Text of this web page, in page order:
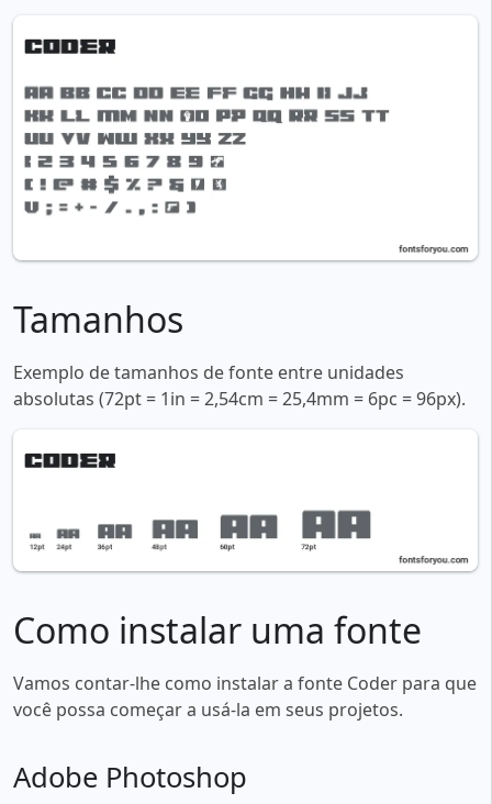
Tamanhos
Exemplo de tamanhos de fonte entre unidades
absolutas (72pt = 1in = 2,54cm = 25,4mm = 6pc = 96px).
Como instalar uma fonte
Vamos contar-lhe como instalar a fonte Coder para que
você possa começar a usá-la em seus projetos.
Adobe Photoshop